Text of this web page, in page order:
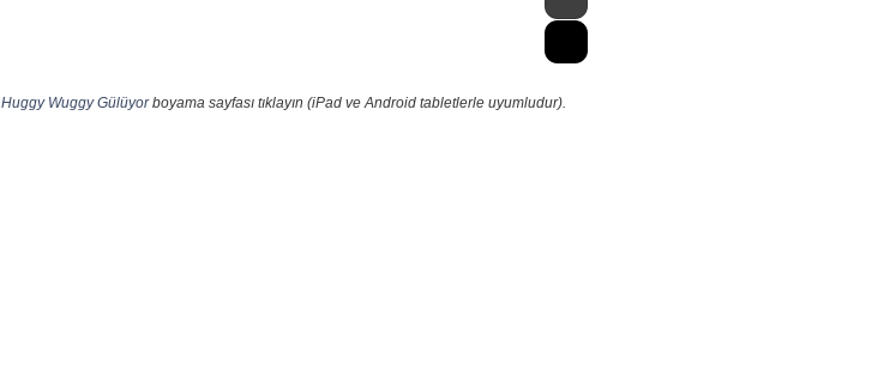
Huggy Wuggy Gülüyorboyama sayfası tıklayın (iPad ve Android tabletlerle uyumludur).